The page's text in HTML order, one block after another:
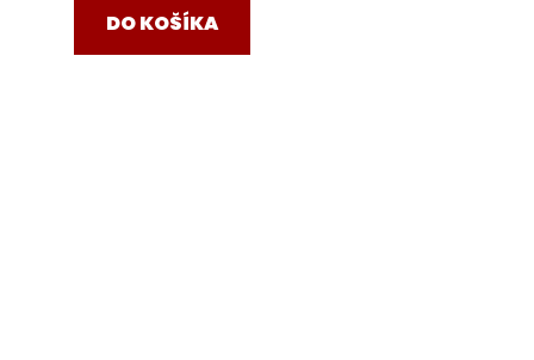
DO KOŠÍKA